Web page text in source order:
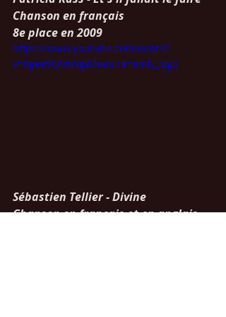
Chanson en français
8e place en 2009
https://www.youtube.com/watch?
v=6gee9Qh6iVg&feature=emb_logo
Sébastien Tellier - Divine
Chanson en français et en anglais